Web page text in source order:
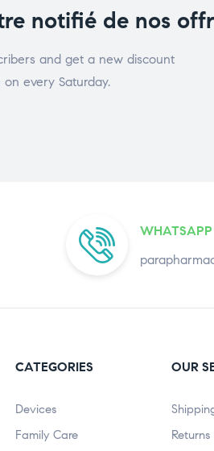
notifié de nos
and get a new discount
every Saturday.
WHATSAPP
CATEGORIES
Devices
Family Care
OUR
Returns